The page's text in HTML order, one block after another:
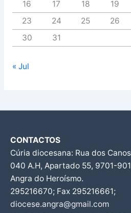
16
17 18 19
23
24 25 26
30
31
« Jul
CONTACTOS
Cúria diocesana: Rua dos
040 A.H, Apartado 55, 9701-901
Angra do Heroísmo.
295216670; Fax 295216661;
diocese.angra@gmail.com